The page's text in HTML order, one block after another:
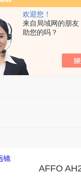
欢迎您！
来自局域网的朋
助您的吗？
AFFO